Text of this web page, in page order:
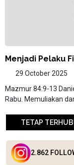
Menjadi Pelaku
29 October 2025
Mazmur 84:9-13
Rabu. Memuliakan
TETAP
2.862